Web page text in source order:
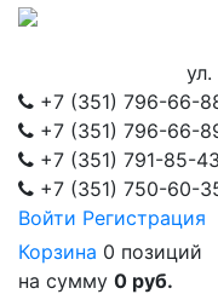
+7 (351) 796-66-
+7 (351) 796-66-
+7 (351) 791-85-43
+7 (351) 750-60-
Войти Регистрация
Корзина 0 позиций
на сумму 0 руб.